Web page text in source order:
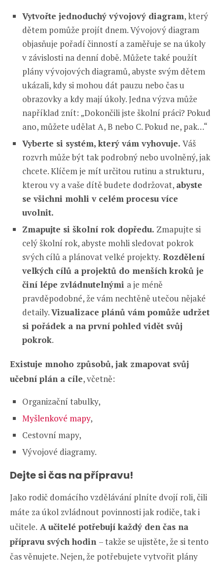
Vytvořte jednoduchý vývojový diagram, který
dětem pomůže projít dnem. Vývojový diagram
objasňuje pořadí činností a zaměřuje se na úkoly
v závislosti na denní době. Můžete také použít
plány vývojových diagramů, abyste svým dětem
ukázali, kdy si mohou dát pauzu nebo čas u
obrazovky a kdy mají úkoly. Jedna výzva může
například znít: „Dokončili jste školní práci? Pokud
ano, můžete udělat A, B nebo C. Pokud ne, pak…“
Vyberte si systém, který vám vyhovuje. Váš
rozvrh může být tak podrobný nebo uvolněný, jak
chcete. Klíčem je mít určitou rutinu a strukturu,
kterou vy a vaše dítě budete dodržovat, abyste
se všichni mohli v celém procesu více
uvolnit.
Zmapujte si školní rok dopředu. Zmapujte si
celý školní rok, abyste mohli sledovat pokrok
svých cílů a plánovat velké projekty. Rozdělení
velkých cílů a projektů do menších kroků je
činí lépe zvládnutelnými a je méně
pravděpodobné, že vám nechtěně utečou nějaké
detaily.Vizualizace plánů vám pomůže udržet
si pořádek a na první pohled vidět svůj
pokrok.
Existuje mnoho způsobů, jak zmapovat svůj
učební plán a cíle, včetně:
Organizační tabulky,
Myšlenkové mapy,
Cestovní mapy,
Vývojové diagramy.
Dejte si čas na přípravu!
Jako rodič domácího vzdělávání plníte dvojí roli, čili
máte za úkol zvládnout povinnosti jak rodiče, tak i
učitele. A učitelé potřebují každý den čas na
přípravu svých hodin – takže se ujistěte, že si tento
čas věnujete. Nejen, že potřebujete vytvořit plány